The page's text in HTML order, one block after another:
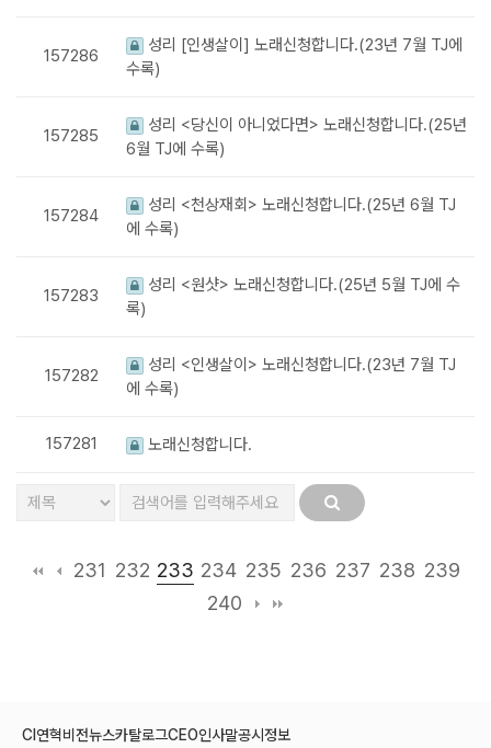
157286
성리 [인생살이] 노래신청합니다.(23년 7월 TJ에
수록)
157285
성리 <당신이 아니었다면> 노래신청합니다.(25년
6월 TJ에 수록)
157284
성리 <천상재회> 노래신청합니다.(25년 6월 TJ
에 수록)
157283
성리 <원샷> 노래신청합니다.(25년 5월 TJ에 수
록)
157282
성리 <인생살이> 노래신청합니다.(23년 7월 TJ
에 수록)
157281 노래신청합니다.
231 232 233 234 235 236 237 238 239
240
CI 연혁비전뉴스카탈로그CEO인사말공시정보